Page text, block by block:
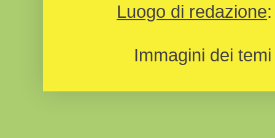
Luogo di redazione
Immagini dei